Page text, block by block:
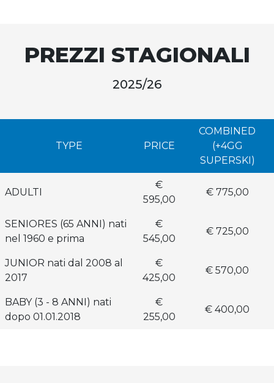
PREZZI STAGIONALI
2025/26
TYPE PRICE
COMBINED
(+4GG
SUPERSKI)
ADULTI
€
595,00
€ 775,00
SENIORES (65 ANNI) nati
nel 1960 e prima
€
545,00
€ 725,00
JUNIOR nati dal 2008 al
2017
€
425,00
€ 570,00
BABY (3 - 8 ANNI) nati
dopo 01.01.2018
€
255,00
€ 400,00